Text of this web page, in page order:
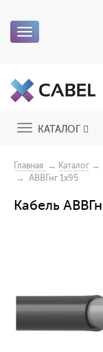
Toggle
ToggleКАТАЛОГ
Главная → Каталог →
→ АВВГнг 1x95
Кабель